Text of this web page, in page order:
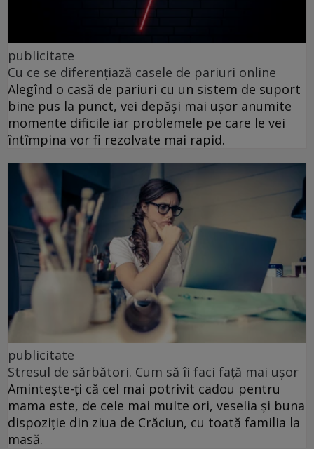
publicitate
Cu ce se diferențiază casele de pariuri online
Alegînd o casă de pariuri cu un sistem de suport
bine pus la punct, vei depăși mai ușor anumite
momente dificile iar problemele pe care le vei
întîmpina vor fi rezolvate mai rapid.
publicitate
Stresul de sărbători. Cum să îi faci față mai ușor
Amintește-ți că cel mai potrivit cadou pentru
mama este, de cele mai multe ori, veselia și buna
dispoziție din ziua de Crăciun, cu toată familia la
masă.